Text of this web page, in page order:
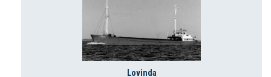
Lovinda